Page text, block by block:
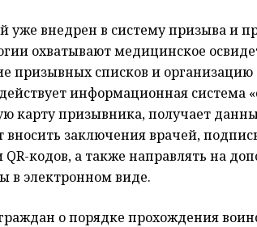
внедрен в систему призыва и
охватывают медицинское
призывных списков и
информационная система
карту призывника, получает
вносить заключения врачей,
кодов, а также направлять на
в электронном виде.
о порядке прохождения